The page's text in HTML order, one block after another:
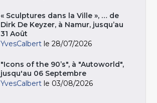
« Sculptures dans la Ville », … de
Dirk De Keyzer, à Namur, jusqu’au
31 Août
YvesCalbert le 28/07/2026
"Icons of the 90’s", à "Autoworld",
jusqu'au 06 Septembre
YvesCalbert le 03/08/2026